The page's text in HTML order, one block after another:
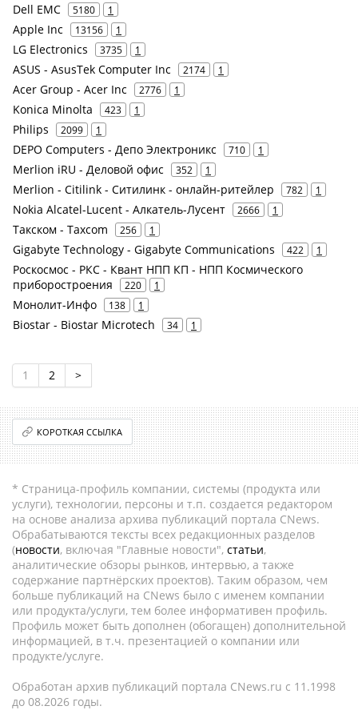
Dell EMC 5180 1
Apple Inc 13156 1
LG Electronics 3735 1
ASUS - AsusTek Computer Inc 2174 1
Acer Group - Acer Inc 2776 1
Konica Minolta 423 1
Philips 2099 1
DEPO Computers - Депо Электроникс 710 1
Merlion iRU - Деловой офис 352 1
Merlion - Citilink - Ситилинк - онлайн-ритейлер 782 1
Nokia Alcatel-Lucent - Алкатель-Лусент 2666 1
Такском - Taxcom 256 1
Gigabyte Technology - Gigabyte Communications 422 1
Роскосмос - РКС - Квант НПП КП - НПП Космического
приборостроения
220 1
Монолит-Инфо 138 1
Biostar - Biostar Microtech 34 1
1 2 >
КОРОТКАЯ ССЫЛКА
* Страница-профиль компании, системы (продукта или
услуги), технологии, персоны и т.п. создается редактором
на основе анализа архива публикаций портала CNews.
Обрабатываются тексты всех редакционных разделов
(новости, включая "Главные новости", статьи,
аналитические обзоры рынков, интервью, а также
содержание партнёрских проектов). Таким образом, чем
больше публикаций на CNews было с именем компании
или продукта/услуги, тем более информативен профиль.
Профиль может быть дополнен (обогащен) дополнительной
информацией, в т.ч. презентацией о компании или
продукте/услуге.
Обработан архив публикаций портала CNews.ru c 11.1998
до 08.2026 годы.